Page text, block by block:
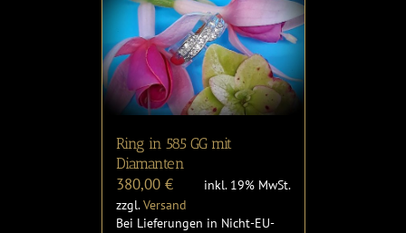
Ring in 585 GG mit
Diamanten
380,00 €
inkl. 19% MwSt.
zzgl.Versand
Bei Lieferungen in Nicht-EU-